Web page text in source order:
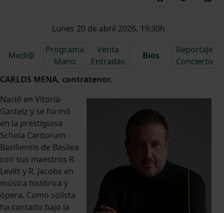
Lunes 20 de abril 2026. 19:30h
Medi@
Programa
Mano
Venta
Entradas
Bios
Reportaje
Concierto
CARLOS MENA, contratenor.
Nació en Vitoria-
Gasteiz y se formó
en la prestigiosa
Schola Cantorum
Basiliensis de Basilea
con sus maestros R.
Levitt y R. Jacobs en
música histórica y
ópera. Como solista
ha cantado bajo la